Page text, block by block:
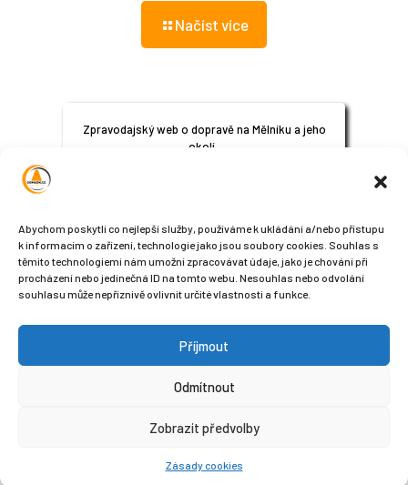
Abychom poskytli co nejlepší služby, používáme k ukládání a/nebo přístupu
k informacím o zařízení, technologie jako jsou soubory cookies. Souhlas s
těmito technologiemi nám umožní zpracovávat údaje, jako je chování při
procházení nebo jedinečná ID na tomto webu. Nesouhlas nebo odvolání
souhlasu může nepříznivě ovlivnit určité vlastnosti a funkce.
Příjmout
Odmítnout
Zobrazit předvolby
Zásady cookies
Načíst více
Zpravodajský web o dopravě na Mělníku a jeho
okolí.
Sledujte nás na sociálních sítích